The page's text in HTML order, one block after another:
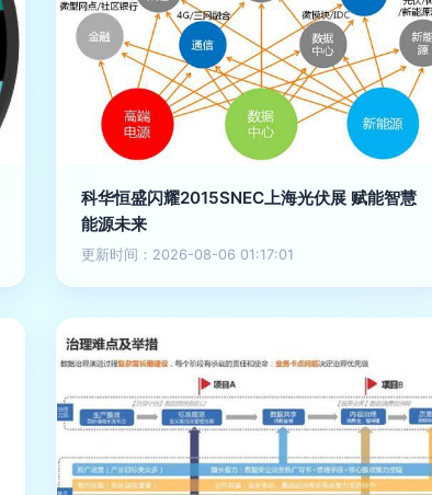
科华恒盛闪耀2015SNEC上海光伏展 赋能智慧
能源未来
更新时间：2026-08-06 01:17:01